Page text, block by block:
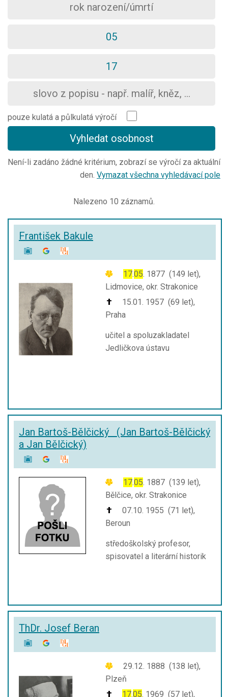
pouze kulatá a půlkulatá výročí
Není-li zadáno žádné kritérium, zobrazí se výročí za aktuální
den. Vymazat všechna vyhledávací pole
Nalezeno 10 záznamů.
František Bakule
17.05. 1877 (149 let),
Lidmovice, okr. Strakonice
15.01. 1957 (69 let),
Praha
učitel a spoluzakladatel
Jedličkova ústavu
Jan Bartoš-Bělčický (Jan Bartoš-Bělčický
a Jan Bělčický)
17.05. 1887 (139 let),
Bělčice, okr. Strakonice
07.10. 1955 (71 let),
Beroun
středoškolský profesor,
spisovatel a literární historik
ThDr. Josef Beran
29.12. 1888 (138 let),
Plzeň
17.05. 1969 (57 let),